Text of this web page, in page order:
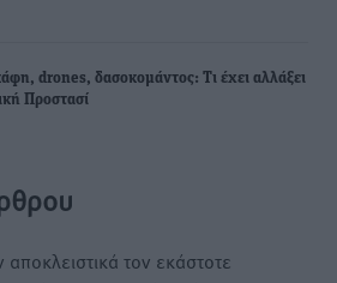
drones, δασοκομάντος: Τι έχει αλλάξει
Προστασί
τον εκάστοτε